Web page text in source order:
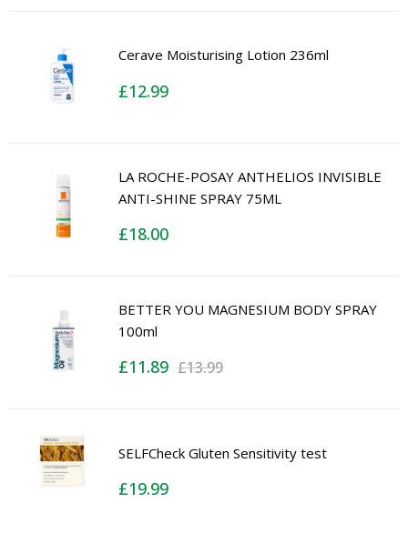
Cerave Moisturising Lotion 236ml
£12.99
LA ROCHE-POSAY ANTHELIOS INVISIBLE
ANTI-SHINE SPRAY 75ML
£18.00
BETTER YOU MAGNESIUM BODY SPRAY
100ml
£13.99
£11.89
SELFCheck Gluten Sensitivity test
£19.99